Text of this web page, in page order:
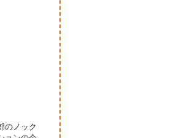
のノック